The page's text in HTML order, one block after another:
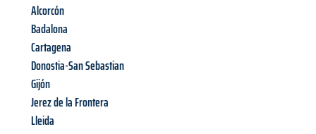
Alcorcón
Badalona
Cartagena
Donostia-San Sebastian
Gijón
Jerez de la Frontera
Lleida